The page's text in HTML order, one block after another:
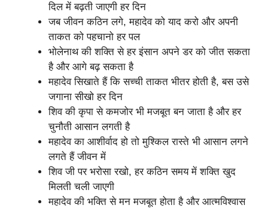
दिल में बढ़ती जाएगी हर दिन
जब जीवन कठिन लगे, महादेव को याद करो और अपनी
ताकत को पहचानो हर पल
भोलेनाथ की शक्ति से हर इंसान अपने डर को जीत सकता
है और आगे बढ़ सकता है
महादेव सिखाते हैं कि सच्ची ताकत भीतर होती है, बस उसे
जगाना सीखो हर दिन
शिव की कृपा से कमजोर भी मजबूत बन जाता है और हर
चुनौती आसान लगती है
महादेव का आशीर्वाद हो तो मुश्किल रास्ते भी आसान लगने
लगते हैं जीवन में
शिव जी पर भरोसा रखो, हर कठिन समय में शक्ति खुद
मिलती चली जाएगी
महादेव की भक्ति से मन मजबूत होता है और आत्मविश्वास